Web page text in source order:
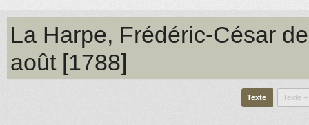
La Harpe, Frédéric-César de
août [1788]
Texte Texte